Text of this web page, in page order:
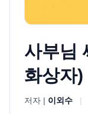
사부님
화상자)
저자 | 이외수 |